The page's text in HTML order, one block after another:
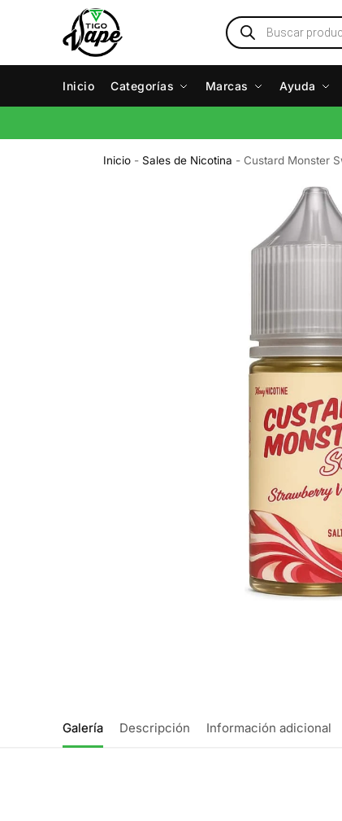
Inicio Categorías Marcas Ayuda
Inicio -Sales de Nicotina -Custard Monster
Galería Descripción Información adicional